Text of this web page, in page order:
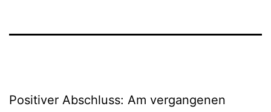
Positiver Abschluss: Am vergangenen